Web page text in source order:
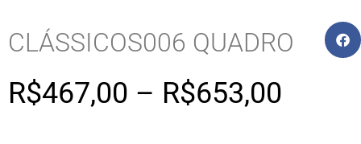
CLÁSSICOS006 QUADRO
R$467,00 – R$653,00